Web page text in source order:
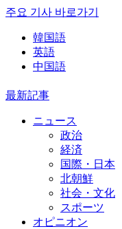
주요 기사 바로가기
韓国語
英語
中国語
最新記事
ニュース
政治
経済
国際・日本
北朝鮮
社会・文化
スポーツ
オピニオン